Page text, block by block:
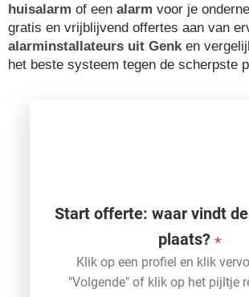
huisalarm of een alarm voor je
gratis en vrijblijvend offertes aan van
alarminstallateurs uit Genken
het beste systeem tegen de scherpste